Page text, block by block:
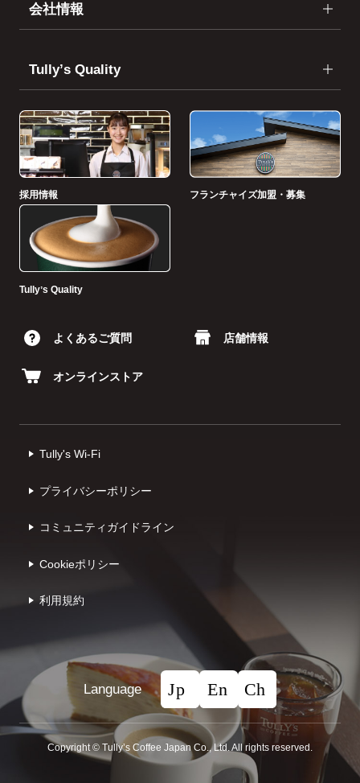
会社情報
Tullyʼs Quality
採用情報 フランチャイズ加盟・募集
Tullyʼs Quality
よくあるご質問 店舗情報
オンラインストア
Tully's Wi-Fi
プライバシーポリシー
コミュニティガイドライン
Cookieポリシー
利⽤規約
Language
Copyright © Tullyʼs Coffee Japan Co., Ltd. All rights reserved.